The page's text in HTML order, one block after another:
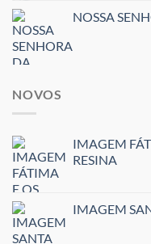
NOSSA
NOVOS
IMAGEM
RESINA
IMAGEM